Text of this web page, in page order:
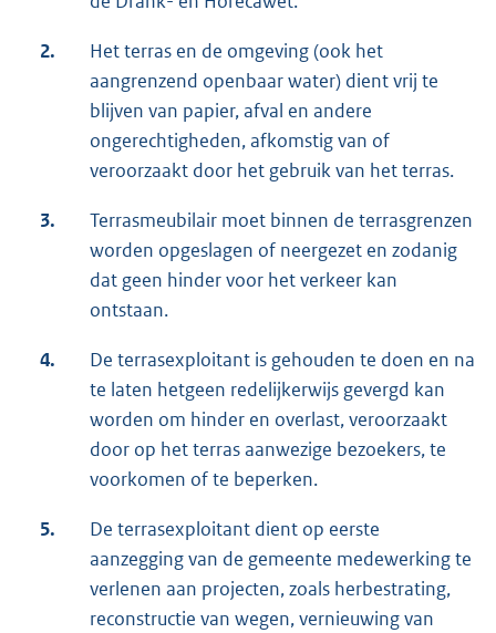
2.
Het terras en de omgeving (ook het
aangrenzend openbaar water) dient vrij te
blijven van papier, afval en andere
ongerechtigheden, afkomstig van of
veroorzaakt door het gebruik van het terras.
3.
Terrasmeubilair moet binnen de terrasgrenzen
worden opgeslagen of neergezet en zodanig
dat geen hinder voor het verkeer kan
ontstaan.
4.
De terrasexploitant is gehouden te doen en na
te laten hetgeen redelijkerwijs gevergd kan
worden om hinder en overlast, veroorzaakt
door op het terras aanwezige bezoekers, te
voorkomen of te beperken.
5.
De terrasexploitant dient op eerste
aanzegging van de gemeente medewerking te
verlenen aan projecten, zoals herbestrating,
reconstructie van wegen, vernieuwing van